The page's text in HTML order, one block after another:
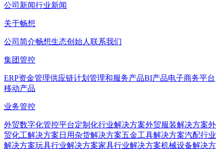
公司新闻行业新闻
关于畅想
公司简介畅想生态创始人 联系我们
集团管控
ERP资金管理供应链计划管理和服务产品BI产品电子商务平台
移动产品
业务管控
外贸数字化管控平台定制化行业解决方案外贸服装解决方案外
贸化工解决方案 日用杂货解决方案五金工具解决方案汽配行业
解决方案玩具行业解决方案家具行业解决方案机械设备解决方